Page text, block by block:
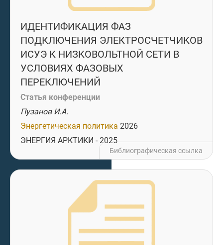
ИДЕНТИФИКАЦИЯ ФАЗ
ПОДКЛЮЧЕНИЯ ЭЛЕКТРОСЧЕТЧИКОВ
ИСУЭ К НИЗКОВОЛЬТНОЙ СЕТИ В
УСЛОВИЯХ ФАЗОВЫХ
ПЕРЕКЛЮЧЕНИЙ
Статья конференции
Пузанов И.А.
Энергетическая политика 2026
ЭНЕРГИЯ АРКТИКИ - 2025
Библиографическая ссылка